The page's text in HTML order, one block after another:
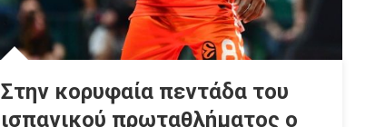
Στην κορυφαία πεντάδα του
ισπανικού πρωταθλήματος ο